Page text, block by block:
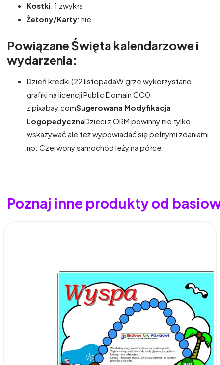
Kostki: 1 zwykła
Żetony/Karty: nie
Powiązane Święta kalendarzowe i
wydarzenia:
Dzień kredki (22 listopadaW grze wykorzystano
grafiki na licencji Public Domain CC0
z pixabay.comSugerowana Modyfikacja
LogopedycznaDzieci z ORM powinny nie tylko
wskazywać ale też wypowiadać się pełnymi zdaniami
np: Czerwony samochód leży na półce.
Poznaj inne produkty od